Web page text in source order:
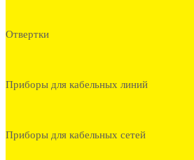
Отвертки
Приборы для кабельных линий
Приборы для кабельных сетей